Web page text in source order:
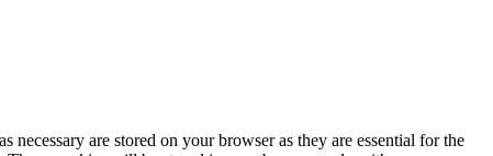
are stored on your browser as they are essential for the